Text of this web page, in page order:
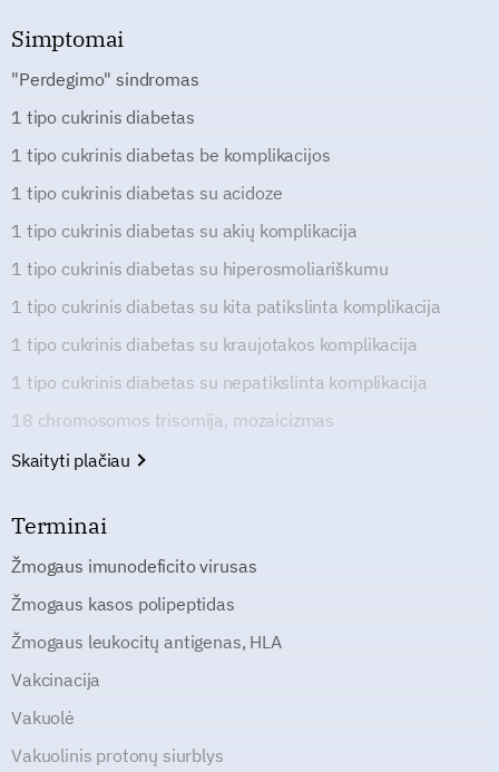
Simptomai
"Perdegimo" sindromas
1 tipo cukrinis diabetas
1 tipo cukrinis diabetas be komplikacijos
1 tipo cukrinis diabetas su acidoze
1 tipo cukrinis diabetas su akių komplikacija
1 tipo cukrinis diabetas su hiperosmoliariškumu
1 tipo cukrinis diabetas su kita patikslinta komplikacija
1 tipo cukrinis diabetas su kraujotakos komplikacija
1 tipo cukrinis diabetas su nepatikslinta komplikacija
18 chromosomos trisomija, mozaicizmas
Skaityti plačiau
Terminai
Žmogaus imunodeficito virusas
Žmogaus kasos polipeptidas
Žmogaus leukocitų antigenas, HLA
Vakcinacija
Vakuolė
Vakuolinis protonų siurblys